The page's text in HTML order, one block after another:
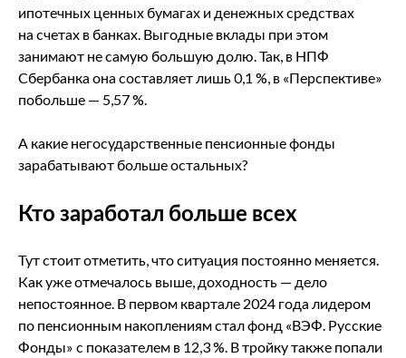
ипотечных ценных бумагах и денежных средствах
на счетах в банках. Выгодные вклады при этом
занимают не самую большую долю. Так, в НПФ
Сбербанка она составляет лишь 0,1 %, в «Перспективе»
побольше — 5,57 %.
А какие негосударственные пенсионные фонды
зарабатывают больше остальных?
Кто заработал больше всех
Тут стоит отметить, что ситуация постоянно меняется.
Как уже отмечалось выше, доходность — дело
непостоянное. В первом квартале 2024 года лидером
по пенсионным накоплениям стал фонд «ВЭФ. Русские
Фонды» с показателем в 12,3 %. В тройку также попали